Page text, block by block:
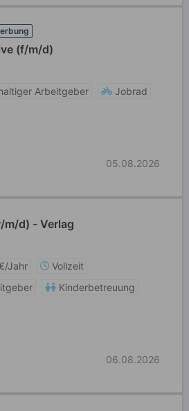
(f/m/d)
Arbeitgeber
Jobrad
05.08.2026
m/d) - Verlag
Jahr
Vollzeit
Kinderbetreuung
06.08.2026